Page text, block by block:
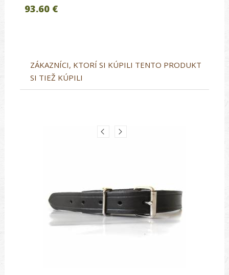
93.60 €
ZÁKAZNÍCI, KTORÍ SI KÚPILI TENTO PRODUKT
SI TIEŽ KÚPILI